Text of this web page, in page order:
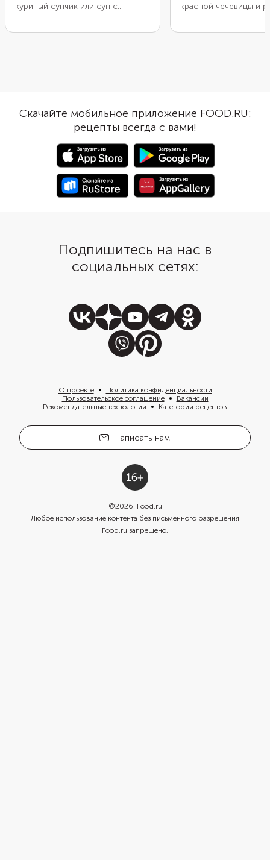
куриный супчик или суп с
похожее первое блюдо с
тяжелым для желудка.
Приправьте суп классической
зажаркой из лука и моркови,
добавив в нее по вкусу
болгарский перец, помидоры
или томатную пасту.
красной чечевицы и
благодаря
и оттенит нотки
сладковато-острым
Подайте к супу
лепешки, тосты или
лаваша.
Скачайте мобильное приложение FOOD.RU:
рецепты всегда с вами!
Подпишитесь на нас в
социальных сетях:
О проекте
Политика конфиденциальности
Пользовательское соглашение
Вакансии
Рекомендательные технологии
Категории рецептов
Написать нам
©2026, Food.ru
Любое использование контента без письменного разрешения
Food.ru запрещено.